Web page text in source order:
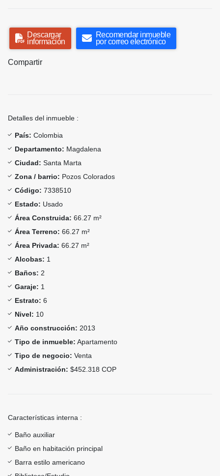
Descargar
información
Recomendar inmueble
por correo electrónico
Compartir
Detalles del inmueble :
País: Colombia
Departamento: Magdalena
Ciudad: Santa Marta
Zona / barrio: Pozos Colorados
Código: 7338510
Estado: Usado
Área Construida: 66.27 m²
Área Terreno: 66.27 m²
Área Privada: 66.27 m²
Alcobas: 1
Baños: 2
Garaje: 1
Estrato: 6
Nivel: 10
Año construcción: 2013
Tipo de inmueble: Apartamento
Tipo de negocio: Venta
Administración: $452.318 COP
Características interna :
Baño auxiliar
Baño en habitación principal
Barra estilo americano